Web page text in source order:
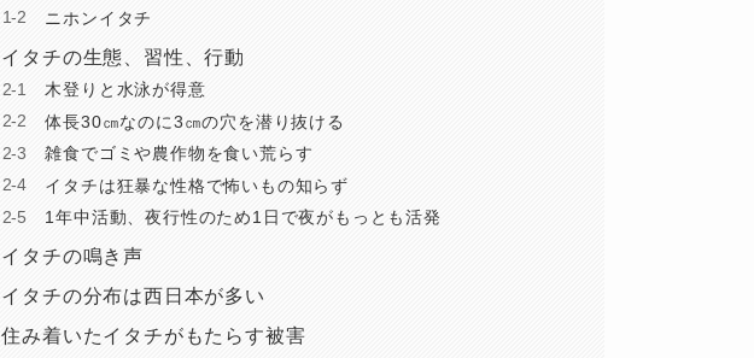
ニホンイタチ
イタチの生態、習性、行動
木登りと水泳が得意
体長30㎝なのに3㎝の穴を潜り抜ける
雑食でゴミや農作物を食い荒らす
イタチは狂暴な性格で怖いもの知らず
1年中活動、夜行性のため1日で夜がもっとも活発
イタチの鳴き声
イタチの分布は西日本が多い
住み着いたイタチがもたらす被害